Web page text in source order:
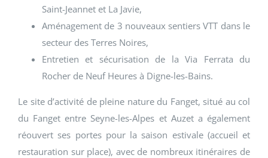
Saint-Jeannet et La Javie,
Aménagement de 3 nouveaux sentiers VTT dans le
secteur des Terres Noires,
Entretien et sécurisation de la Via Ferrata du
Rocher de Neuf Heures à Digne-les-Bains.
Le site d’activité de pleine nature du Fanget, situé au col
du Fanget entre Seyne-les-Alpes et Auzet a également
réouvert ses portes pour la saison estivale (accueil et
restauration sur place), avec de nombreux itinéraires de